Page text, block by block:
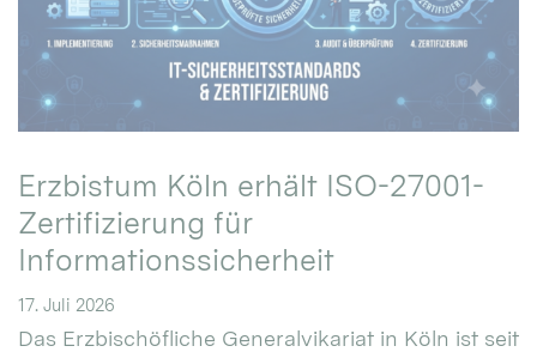
Erzbistum Köln erhält ISO-27001-
Zertifizierung für
Informationssicherheit
17. Juli 2026
Das Erzbischöfliche Generalvikariat in Köln ist seit